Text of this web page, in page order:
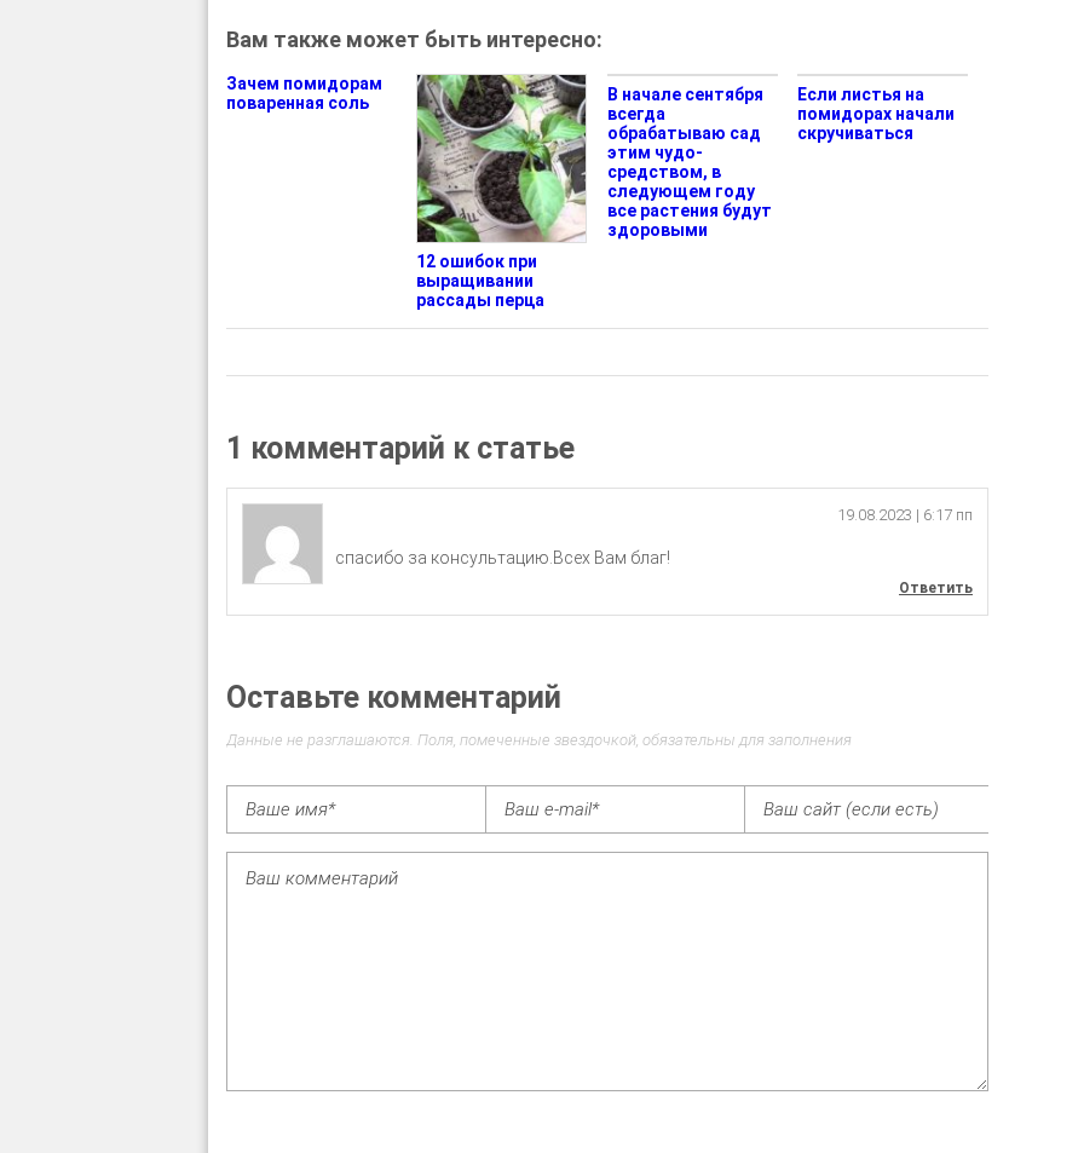
Вам также может быть интересно:
Зачем помидорам
поваренная соль
12 ошибок при
выращивании
рассады перца
В начале сентября
всегда
обрабатываю сад
этим чудо-
средством, в
следующем году
все растения будут
здоровыми
Если листья на
помидорах начали
скручиваться
1 комментарий к статье
19.08.2023 | 6:17 пп
спасибо за консультацию.Всех Вам благ!
Ответить
Оставьте комментарий
Данные не разглашаются. Поля, помеченные звездочкой, обязательны для заполнения